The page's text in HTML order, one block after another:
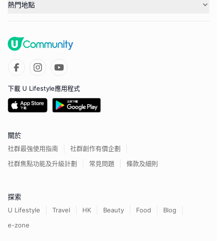
熱門地點
下載 U Lifestyle應用程式
關於
社群最強使用指南
社群創作有價企劃
社群焦點功能及升級計劃
常見問題 條款及細則
探索
U Lifestyle Travel HK Beauty Food
Blog
e-zone